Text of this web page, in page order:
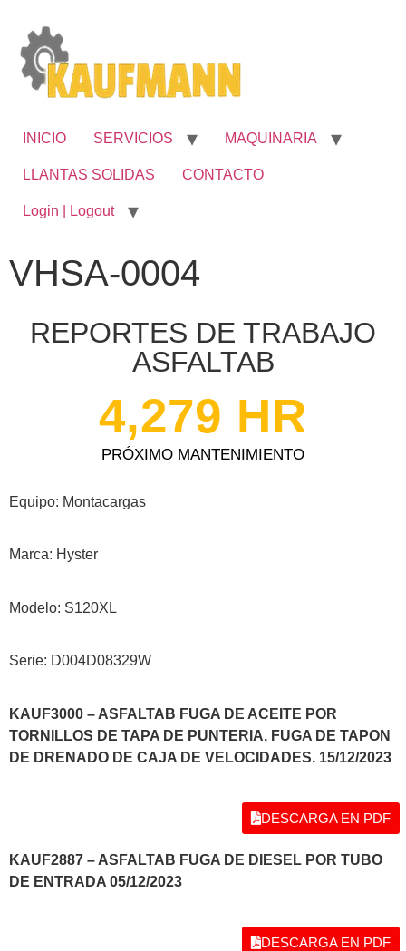
INICIO SERVICIOS MAQUINARIA
LLANTAS SOLIDAS CONTACTO
Login | Logout
VHSA-0004
REPORTES DE TRABAJO
ASFALTAB
PRÓXIMO MANTENIMIENTO
4,279 HR
Equipo: Montacargas
Marca: Hyster
Modelo: S120XL
Serie: D004D08329W
KAUF3000 – ASFALTAB FUGA DE ACEITE POR
TORNILLOS DE TAPA DE PUNTERIA, FUGA DE TAPON
DE DRENADO DE CAJA DE VELOCIDADES. 15/12/2023
DESCARGA EN PDF
KAUF2887 – ASFALTAB FUGA DE DIESEL POR TUBO
DE ENTRADA 05/12/2023
DESCARGA EN PDF